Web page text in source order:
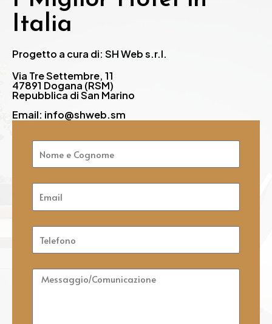
Italia
Progetto a cura di: SH Web s.r.l.
Via Tre Settembre, 11
47891 Dogana (RSM)
Repubblica di San Marino
Email: info@shweb.sm
Nome
e
Cognome
Email
Telefono
Messaggio/Comunicazione